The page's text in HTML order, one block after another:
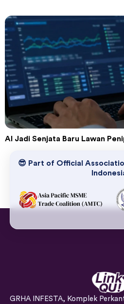
AI Jadi Senjata Baru Lawan
😎 Part of Official
GRHA INFESTA, Komplek